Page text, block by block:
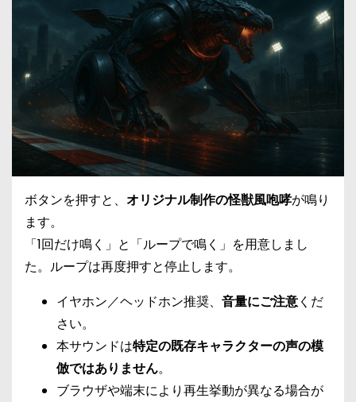
ボタンを押すと、 オリジナル制作の怪獣風咆哮が鳴り
ます。
「1回だけ鳴く」と「ループで鳴く」を用意しまし
た。ループは再度押すと停止します。
イヤホン／ヘッドホン推奨、 音量にご注意くだ
さい。
本サウンドは特定の既存キャラクターの声の模
倣ではありません。
ブラウザや端末により再生挙動が異なる場合が